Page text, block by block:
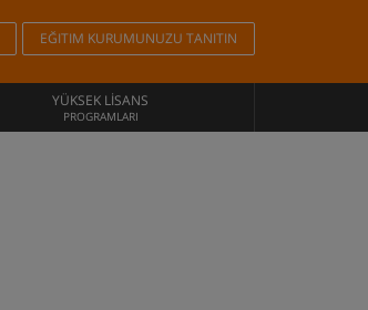
EĞITIM KURUMUNUZU TANITIN
YÜKSEK LISANS
PROGRAMLARI